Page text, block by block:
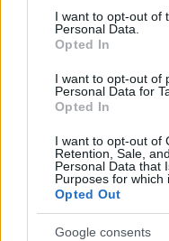
consent section.
I want to opt-out of
Personal Data.
Opted In
I want to opt-out of
Personal Data for
Opted In
I want to opt-out of
Retention, Sale,
Personal Data that
Purposes for which
Opted Out
Google consents